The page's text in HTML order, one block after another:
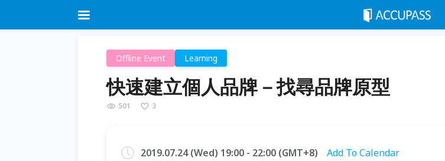
Offline Event Learning
快速建立個人品牌－找尋品牌原型
501 3
2019.07.24 (Wed) 19:00 - 22:00 (GMT+8)
Add To Calendar